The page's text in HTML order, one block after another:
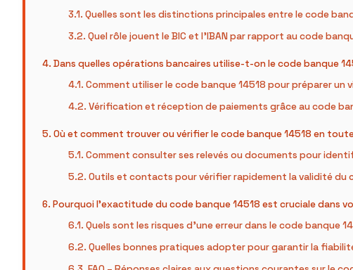
Quelles sont les distinctions principales entre le code
Quel rôle jouent le BIC et l’IBAN par rapport au code
Dans quelles opérations bancaires utilise-t-on le code banque
Comment utiliser le code banque 14518 pour préparer un
Vérification et réception de paiements grâce au code
Où et comment trouver ou vérifier le code banque 14518 en
Comment consulter ses relevés ou documents pour
Outils et contacts pour vérifier rapidement la validité du
Pourquoi l’exactitude du code banque 14518 est cruciale dans
Quels sont les risques d’une erreur dans le code banque
Quelles bonnes pratiques adopter pour garantir la